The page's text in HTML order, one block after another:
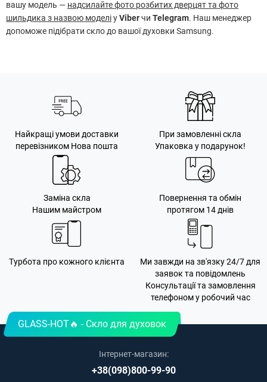
вашу модель — надсилайте фото розбитих дверцят та фото
шильдика з назвою моделіуViberчи Telegram. Наш менеджер
допоможе підібрати скло до вашої духовки Samsung.
Найкращі умови доставки
перевізником Нова пошта
При замовленні скла
Упаковка у подарунок!
Заміна скла
Нашим майстром
Повернення та обмін
протягом 14 днів
Турбота про кожного клієнта
Ми завжди на зв'язку 24/7 для
заявок та повідомлень
Консультації та замовлення
телефоном у робочий час
GLASS-HOT🔥 - Скло для духовок
Інтернет-магазин:
+38(098)800-99-90